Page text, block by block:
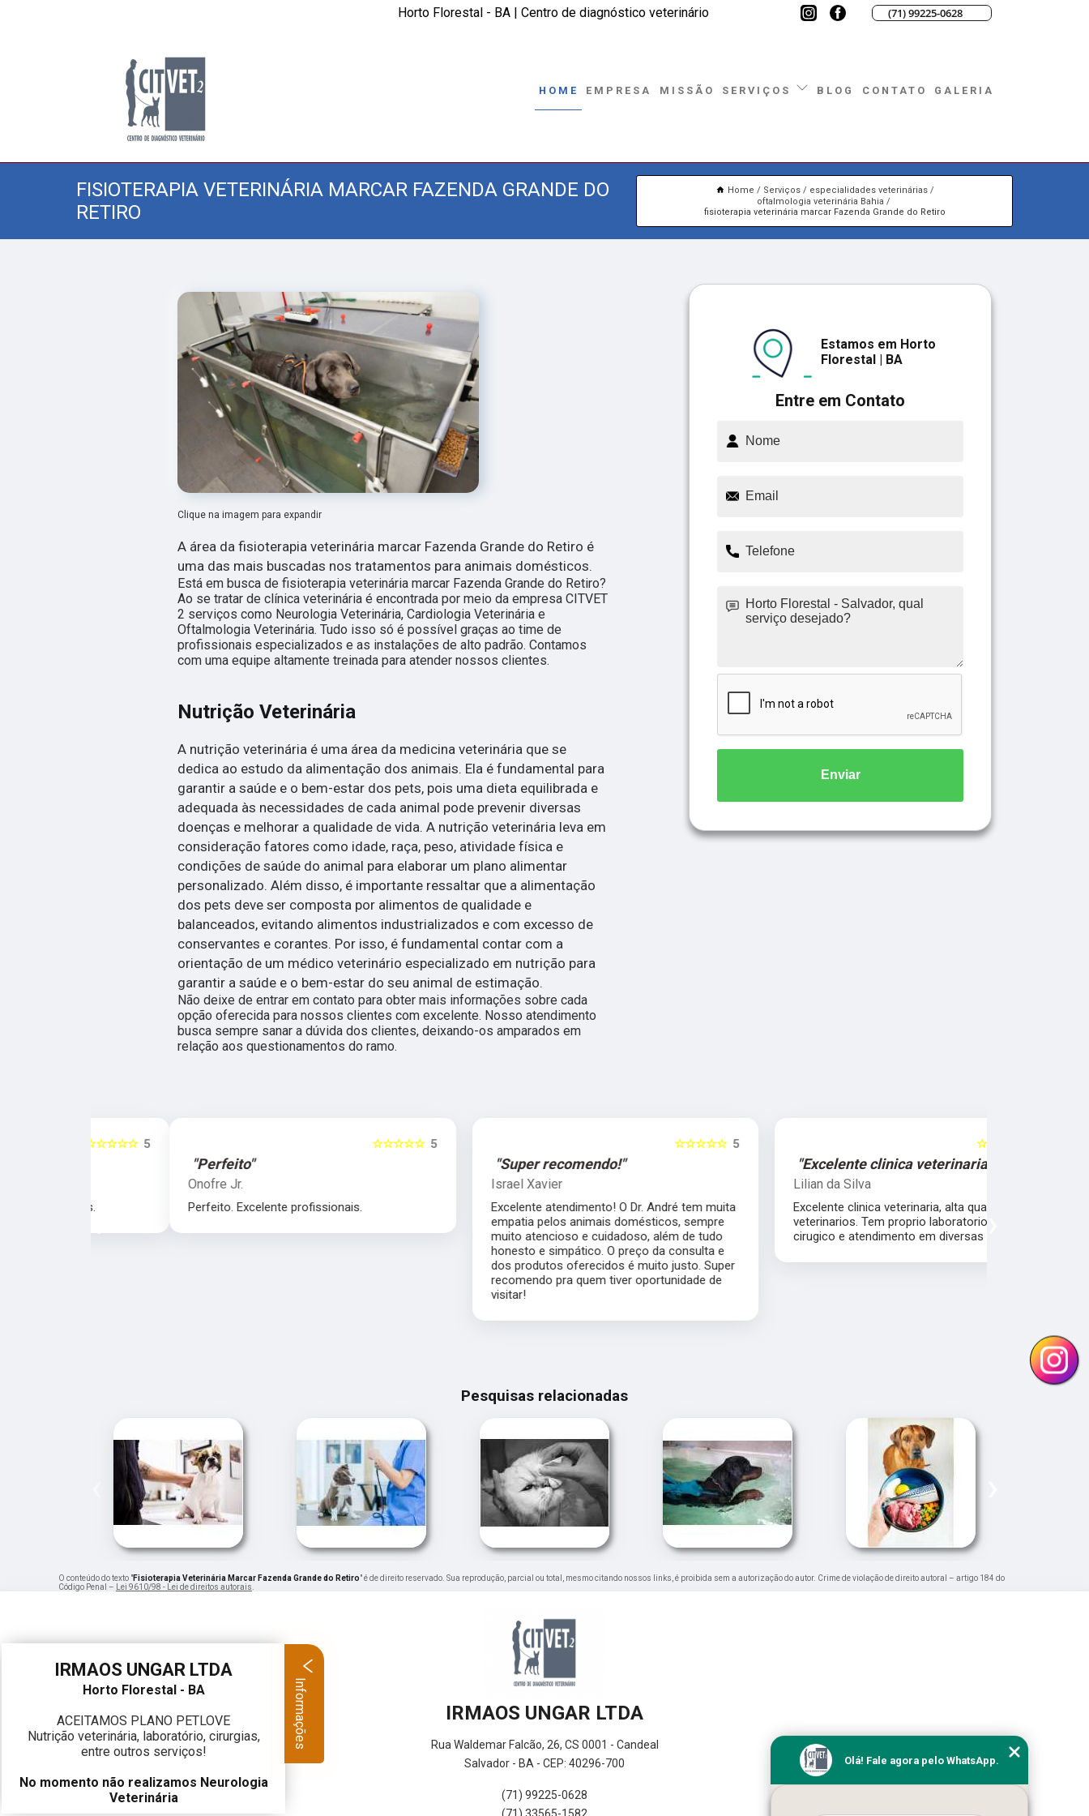
Horto Florestal - BA | Centro de diagnóstico veterinário (71) 99225-0628
HOME EMPRESA MISSÃO SERVIÇOS BLOG CONTATO GALERIA
FISIOTERAPIA VETERINÁRIA MARCAR FAZENDA GRANDE DO
RETIRO
Home Serviços
especialidades veterinárias
oftalmologia veterinária Bahia
fisioterapia veterinária marcar Fazenda Grande do Retiro
Clique na imagem para expandir
A área da fisioterapia veterinária marcar Fazenda Grande do Retiro é
uma das mais buscadas nos tratamentos para animais domésticos.
Está em busca de fisioterapia veterinária marcar Fazenda Grande do Retiro?
Ao se tratar de clínica veterinária é encontrada por meio da empresa CITVET
2 serviços como Neurologia Veterinária, Cardiologia Veterinária e
Oftalmologia Veterinária. Tudo isso só é possível graças ao time de
profissionais especializados e as instalações de alto padrão. Contamos
com uma equipe altamente treinada para atender nossos clientes.
Nutrição Veterinária
A nutrição veterinária é uma área da medicina veterinária que se
dedica ao estudo da alimentação dos animais. Ela é fundamental para
garantir a saúde e o bem-estar dos pets, pois uma dieta equilibrada e
adequada às necessidades de cada animal pode prevenir diversas
doenças e melhorar a qualidade de vida. A nutrição veterinária leva em
consideração fatores como idade, raça, peso, atividade física e
condições de saúde do animal para elaborar um plano alimentar
personalizado. Além disso, é importante ressaltar que a alimentação
dos pets deve ser composta por alimentos de qualidade e
balanceados, evitando alimentos industrializados e com excesso de
conservantes e corantes. Por isso, é fundamental contar com a
orientação de um médico veterinário especializado em nutrição para
garantir a saúde e o bem-estar do seu animal de estimação.
Não deixe de entrar em contato para obter mais informações sobre cada
opção oferecida para nossos clientes com excelente. Nosso atendimento
busca sempre sanar a dúvida dos clientes, deixando-os amparados em
relação aos questionamentos do ramo.
Entre em Contato
Estamos em Horto
Florestal | BA
Enviar
Perfeito. Excelente profissionais.
"Super recomendo!"
Excelente atendimento! O Dr. André tem muita
empatia pelos animais domésticos, sempre
muito atencioso e cuidadoso, além de tudo
honesto e simpático. O preço da consulta e
dos produtos oferecidos é muito justo. Super
recomendo pra quem tiver oportunidade de
"Excelente clinica veterinaria!"
Lilian da Silva
Excelente clinica veterinaria, alta qualidade dos
veterinarios. Tem proprio laboratorio , centro
cirugico e atendimento em diversas areas.
‹
Pesquisas relacionadas
O conteúdo do texto "Fisioterapia Veterinária Marcar Fazenda Grande do Retiro" é de direito reservado. Sua reprodução, parcial ou total, mesmo citando nossos links, é proibida sem a autorização do autor. Crime de violação de direito autoral – artigo 184 do
Código Penal – Lei 9610/98 - Lei de direitos autorais.
IRMAOS UNGAR LTDA
Rua Waldemar Falcão, 26, CS 0001 - Candeal
Salvador - BA - CEP: 40296-700
(71) 99225-0628
Olá! Fale agora pelo WhatsApp.
IRMAOS UNGAR LTDA
Horto Florestal - BA
ACEITAMOS PLANO PETLOVE
Nutrição veterinária, laboratório, cirurgias,
entre outros serviços!
No momento não realizamos Neurologia
Veterinária
Informações